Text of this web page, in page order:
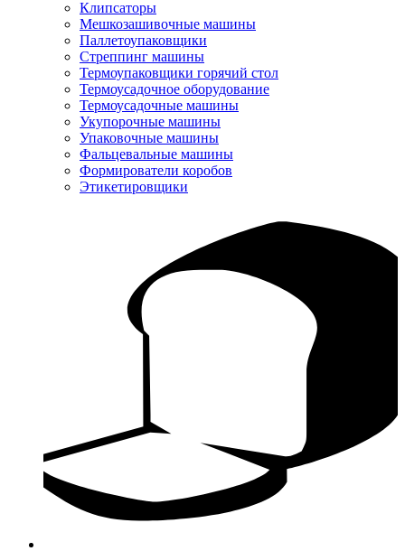
Клипсаторы
Мешкозашивочные машины
Паллетоупаковщики
Стреппинг машины
Термоупаковщики горячий стол
Термоусадочное оборудование
Термоусадочные машины
Укупорочные машины
Упаковочные машины
Фальцевальные машины
Формирователи коробов
Этикетировщики